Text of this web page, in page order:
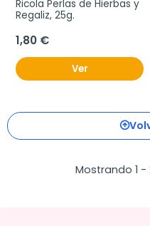
Ricola Perlas de Hierbas y
Regaliz, 25g.
1,80 €
Ver
Mostrando 1 -